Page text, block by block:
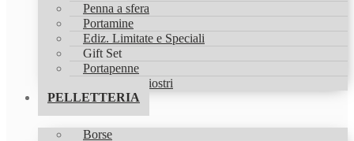
Penna a sfera
Portamine
Ediz. Limitate e Speciali
Gift Set
Portapenne
Refill & Inchiostri
PELLETTERIA
Borse